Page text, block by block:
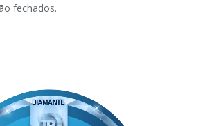
fechados.